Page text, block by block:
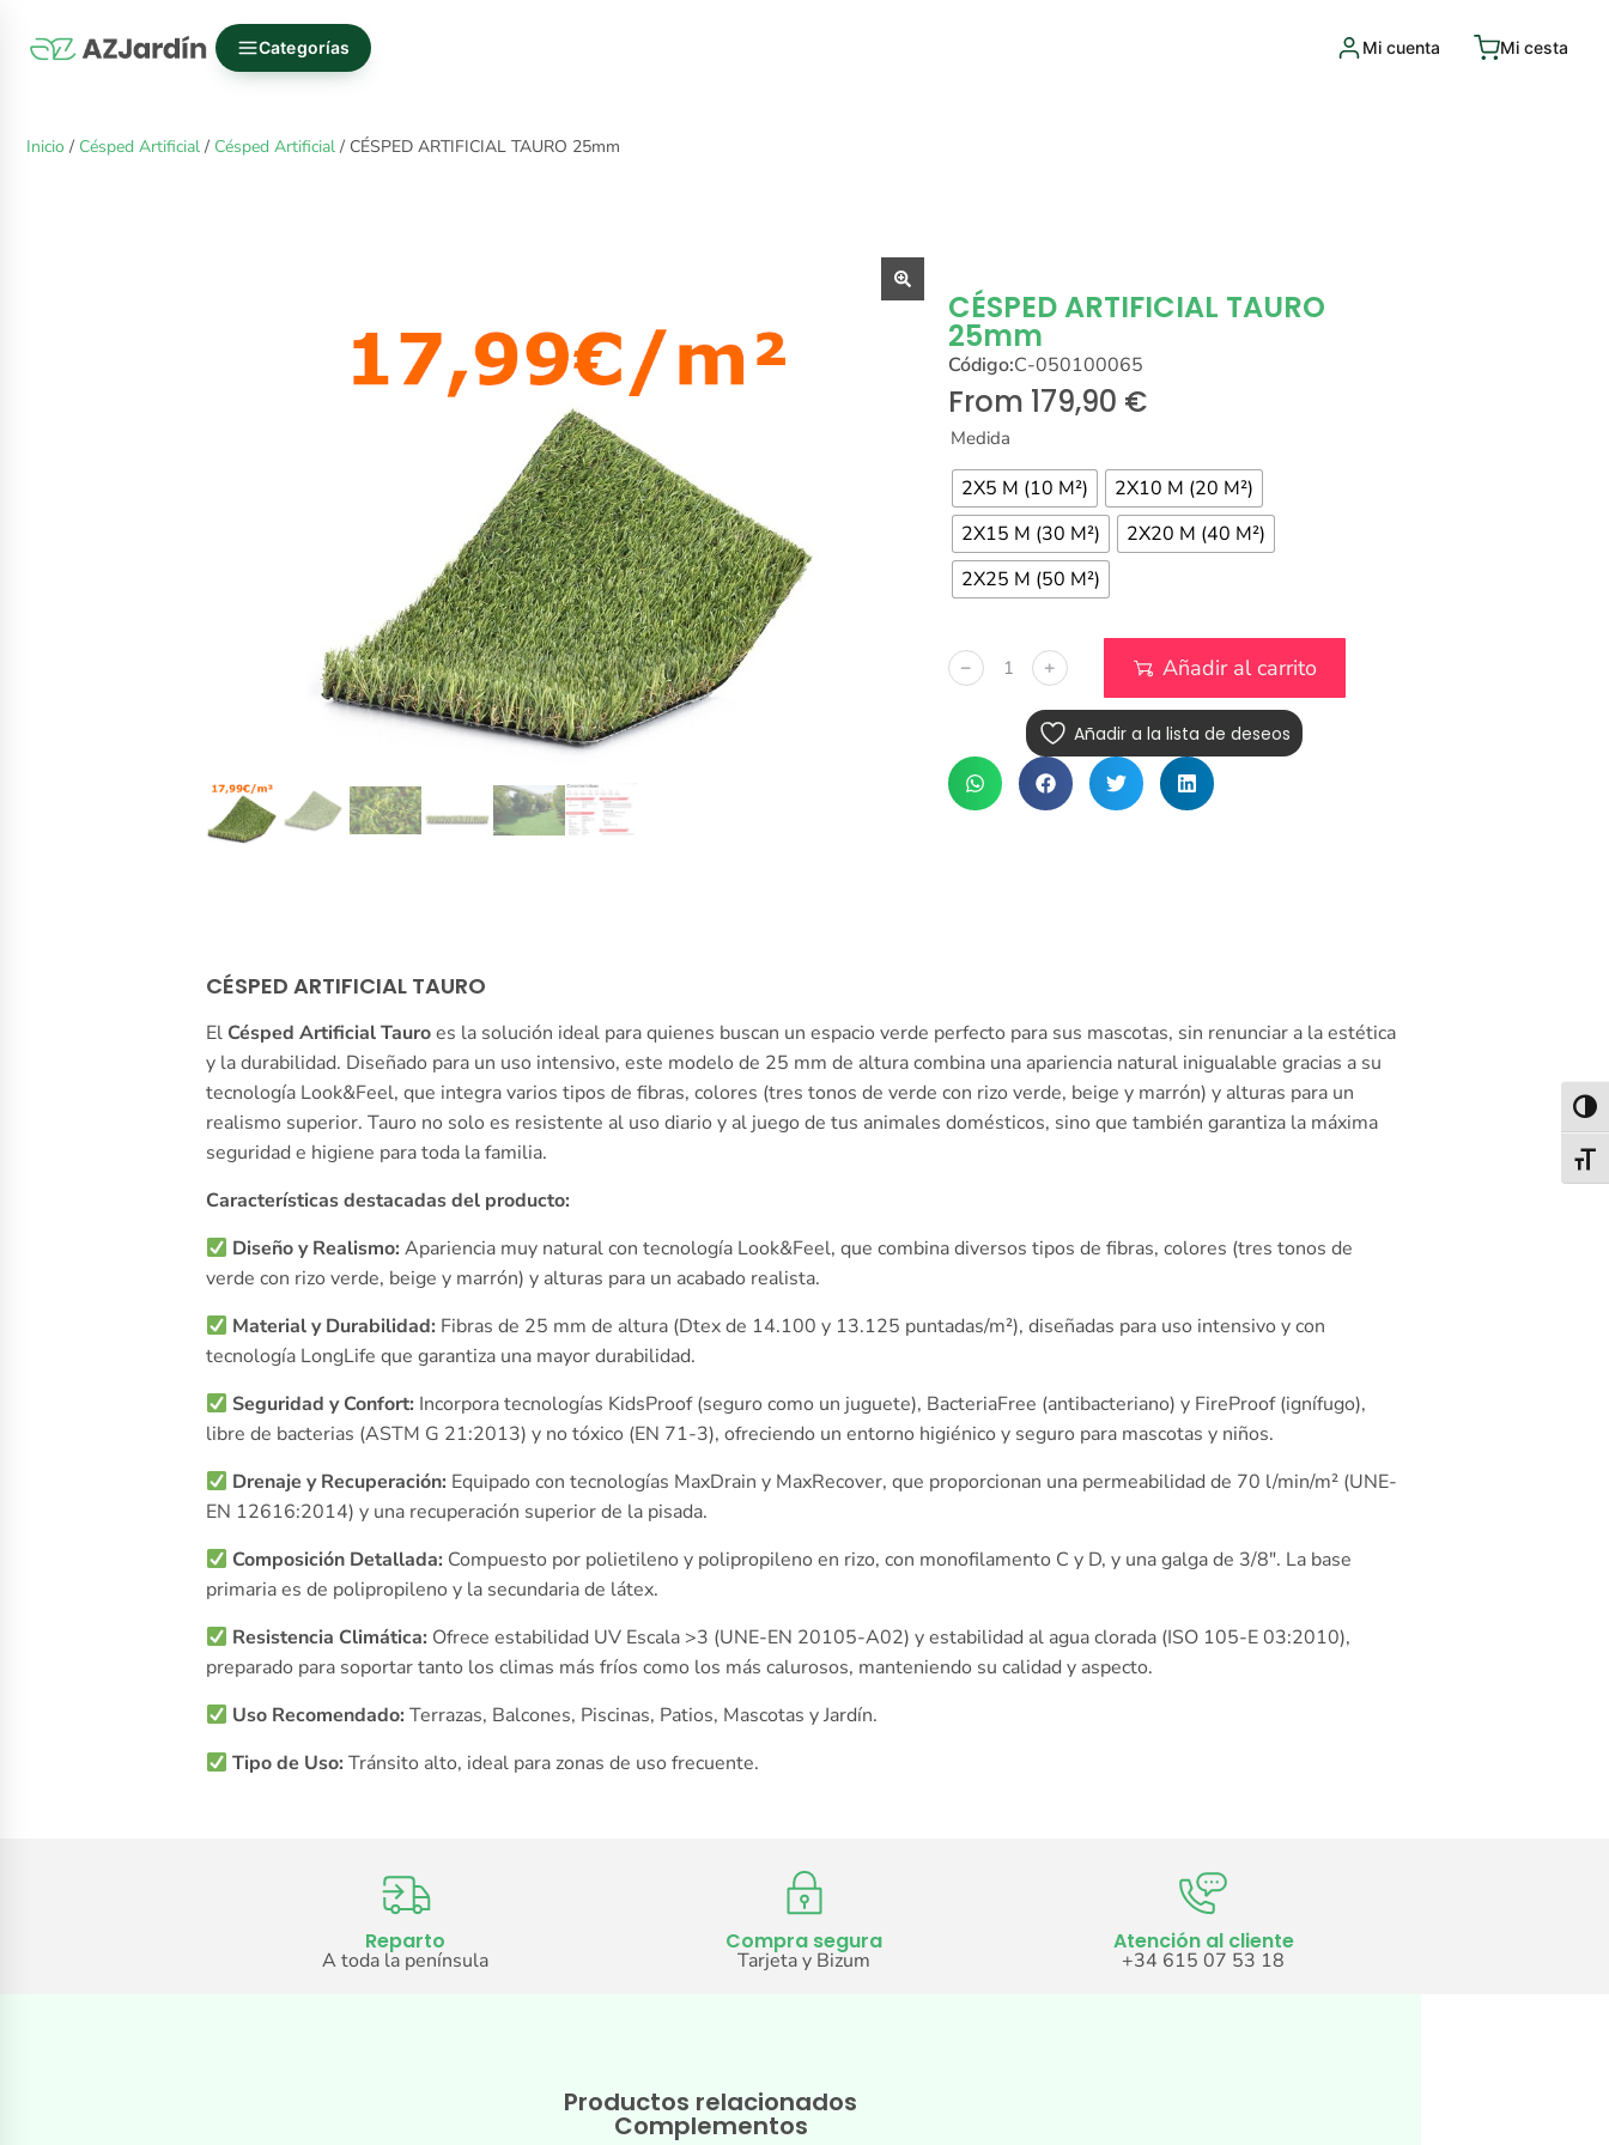
Categorías Mi cuenta Mi cesta
Inicio / Césped Artificial / Césped Artificial / CÉSPED ARTIFICIAL TAURO 25mm
CÉSPED ARTIFICIAL TAURO
25mm
Código:C-050100065
From 179,90 €
Medida
2X5 M (10 M²)
2X10 M (20 M²)
2X15 M (30 M²)
2X20 M (40 M²)
2X25 M (50 M²)
﹣ ﹢ Añadir al carrito
Añadir a la lista de deseos
CÉSPED ARTIFICIAL TAURO
El Césped Artificial Tauroes la solución ideal para quienes buscan un espacio verde perfecto para sus mascotas, sin renunciar a la estética
y la durabilidad. Diseñado para un uso intensivo, este modelo de 25 mm de altura combina una apariencia natural inigualable gracias a su
tecnología Look&Feel, que integra varios tipos de fibras, colores (tres tonos de verde con rizo verde, beige y marrón) y alturas para un
realismo superior. Tauro no solo es resistente al uso diario y al juego de tus animales domésticos, sino que también garantiza la máxima
seguridad e higiene para toda la familia.
Características destacadas del producto:
Diseño y Realismo: Apariencia muy natural con tecnología Look&Feel, que combina diversos tipos de fibras, colores (tres tonos de
verde con rizo verde, beige y marrón) y alturas para un acabado realista.
Material y Durabilidad: Fibras de 25 mm de altura (Dtex de 14.100 y 13.125 puntadas/m²), diseñadas para uso intensivo y con
tecnología LongLife que garantiza una mayor durabilidad.
Seguridad y Confort: Incorpora tecnologías KidsProof (seguro como un juguete), BacteriaFree (antibacteriano) y FireProof (ignífugo),
libre de bacterias (ASTM G 21:2013) y no tóxico (EN 71-3), ofreciendo un entorno higiénico y seguro para mascotas y niños.
Drenaje y Recuperación: Equipado con tecnologías MaxDrain y MaxRecover, que proporcionan una permeabilidad de 70 l/min/m² (UNE-
EN 12616:2014) y una recuperación superior de la pisada.
Composición Detallada: Compuesto por polietileno y polipropileno en rizo, con monofilamento C y D, y una galga de 3/8″. La base
primaria es de polipropileno y la secundaria de látex.
Resistencia Climática: Ofrece estabilidad UV Escala >3 (UNE-EN 20105-A02) y estabilidad al agua clorada (ISO 105-E 03:2010),
preparado para soportar tanto los climas más fríos como los más calurosos, manteniendo su calidad y aspecto.
Uso Recomendado: Terrazas, Balcones, Piscinas, Patios, Mascotas y Jardín.
Tipo de Uso: Tránsito alto, ideal para zonas de uso frecuente.
Reparto
A toda la península
Compra segura
Tarjeta y Bizum
Atención al cliente
+34 615 07 53 18
Productos relacionados
Complementos